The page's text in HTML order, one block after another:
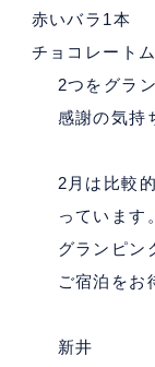
赤いバラ 1本
チョコレート
2つをグラ
感謝の気持
2 月は比較
っています。
グランピン
ご宿泊をお
新井